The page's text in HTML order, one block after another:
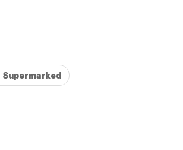
Supermarked